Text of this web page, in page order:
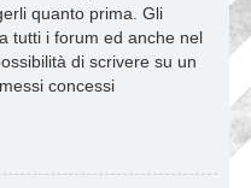
quanto prima. Gli
tutti i forum ed anche nel
di scrivere su un
concessi